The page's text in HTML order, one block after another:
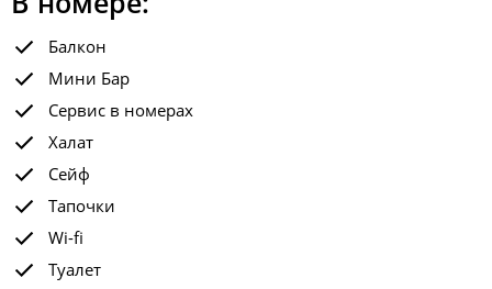
Балкон
Мини Бар
Сервис в номерах
Халат
Сейф
Тапочки
Wi-fi
Туалет